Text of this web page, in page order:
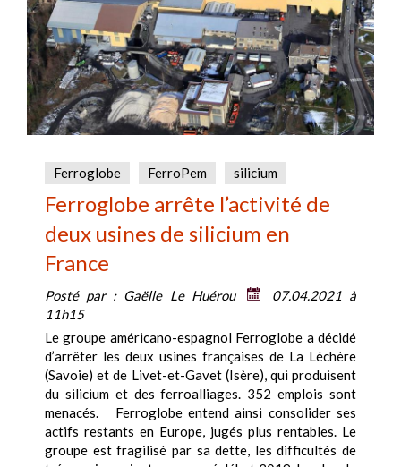
Ferroglobe FerroPem silicium
Ferroglobe arrête l’activité de
deux usines de silicium en
France
Posté par : Gaëlle Le Huérou
07.04.2021 à
11h15
Le groupe américano-espagnol Ferroglobe a décidé
d’arrêter les deux usines françaises de La Léchère
(Savoie) et de Livet-et-Gavet (Isère), qui produisent
du silicium et des ferroalliages. 352 emplois sont
menacés. Ferroglobe entend ainsi consolider ses
actifs restants en Europe, jugés plus rentables. Le
groupe est fragilisé par sa dette, les difficultés de